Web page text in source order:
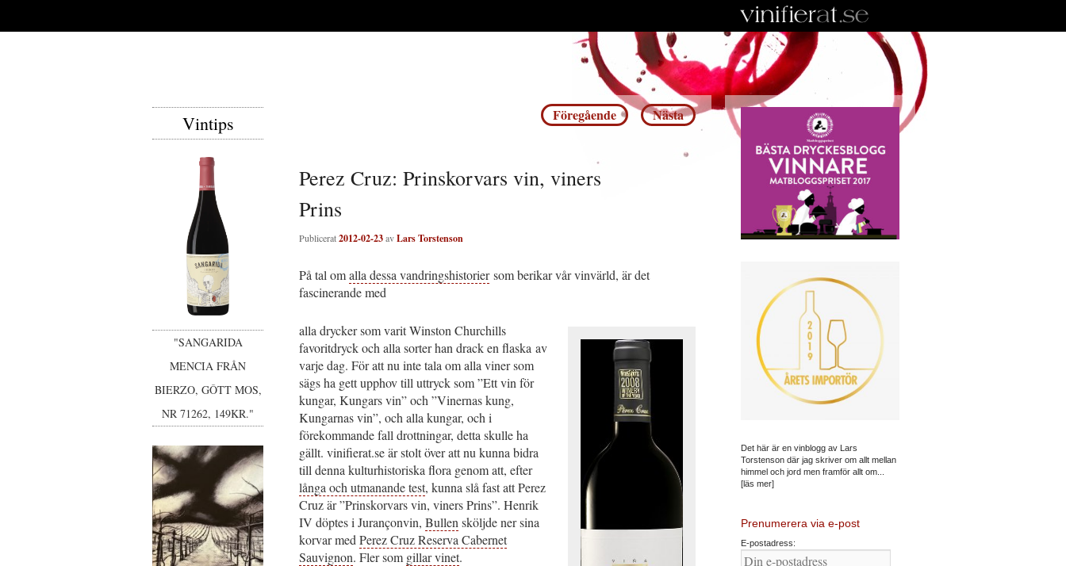
Inläggsnavigering
Föregående Nästa
Perez Cruz: Prinskorvars vin, viners
Prins
Publicerat2012-02-23avLars Torstenson
På tal omalla dessa vandringshistoriersom berikar vår vinvärld, är det
fascinerande med
alla drycker som varit Winston Churchills
favoritdryck och alla sorter han drack en flaska av
varje dag. För att nu inte tala om alla viner som
sägs ha gett upphov till uttryck som ”Ett vin för
kungar, Kungars vin” och ”Vinernas kung,
Kungarnas vin”, och alla kungar, och i
förekommande fall drottningar, detta skulle ha
gällt. vinifierat.se är stolt över att nu kunna bidra
till denna kulturhistoriska flora genom att, efter
långa och utmanande test, kunna slå fast att Perez
Cruz är ”Prinskorvars vin, viners Prins”. Henrik
IV döptes i Jurançonvin, Bullen sköljde ner sina
korvar med Perez Cruz Reserva Cabernet
Sauvignon. Fler som gillar vinet.
Det här är en vinblogg av Lars
Torstenson där jag skriver om allt mellan
himmel och jord men framför allt om...
[läs mer]
Prenumerera via e-post
E-postadress:
Vintips
"SANGARIDA
MENCIA FRÅN
BIERZO, GÔTT MOS,
NR 71262, 149KR."